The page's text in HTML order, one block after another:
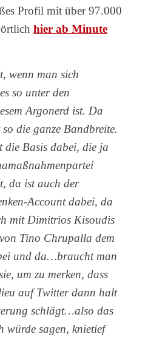
Profil mit über 97.000
hier ab Minute
wenn man sich
so unter den
Argonerd ist. Da
die ganze Bandbreite.
die Basis dabei, die ja
da ist auch der
Account dabei, da
mit Dimitrios Kisoudis
Tino Chrupalla dem
und da…braucht man
um zu merken, dass
auf Twitter dann halt
schlägt…also das
würde sagen, knietief